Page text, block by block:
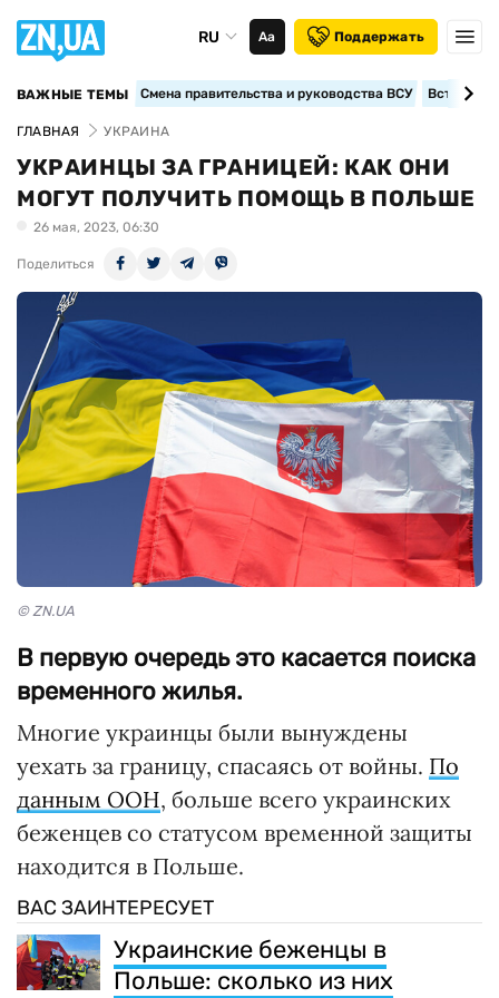
RU Аа Поддержать
ВАЖНЫЕ ТЕМЫ Смена правительства и руководства ВСУ
ГЛАВНАЯ УКРАИНА
УКРАИНЦЫ ЗА ГРАНИЦЕЙ: КАК ОНИ
МОГУТ ПОЛУЧИТЬ ПОМОЩЬ В ПОЛЬШЕ
26 мая, 2023, 06:30
Поделиться
© ZN.UA
В первую очередь это касается поиска
временного жилья.
Многие украинцы были вынуждены
уехать за границу, спасаясь от войны. По
данным ООН, больше всего украинских
беженцев со статусом временной защиты
находится в Польше.
ВАС ЗАИНТЕРЕСУЕТ
Украинские беженцы в
Польше: сколько из них